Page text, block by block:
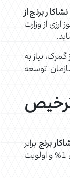
برنج از
از وزارت
نیاز به
فنی از کمیسیون ماده 1 سازمان توسعه
برنج برابر
84323110 است که دارای حقوق ورودی 1% و اولویت